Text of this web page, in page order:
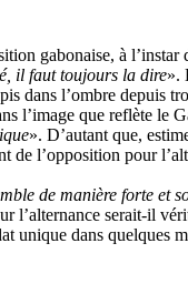
gabonaise, à
il faut toujours la dire».
dans l’ombre depuis
l’image que reflète le
». D’autant que,
de l’opposition pour
de manière forte et
l’alternance serait-il
unique dans quelques